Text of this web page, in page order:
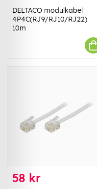
DELTACO modulkabel
4P4C(RJ9/RJ10/RJ22)
10m
58 kr